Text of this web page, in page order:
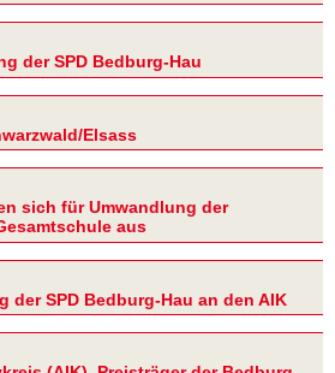
der SPD Bedburg-Hau
Elsass
sich für Umwandlung der
aus
der SPD Bedburg-Hau an den AIK